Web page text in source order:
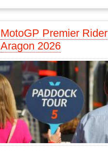
MotoGP Premier Rider
Aragon 2026